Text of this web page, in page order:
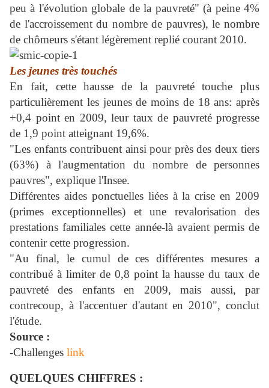
peu à l'évolution globale de la pauvreté" (à peine 4%
de l'accroissement du nombre de pauvres), le nombre
de chômeurs s'étant légèrement replié courant 2010.
Les jeunes très touchés
En fait, cette hausse de la pauvreté touche plus
particulièrement les jeunes de moins de 18 ans: après
+0,4 point en 2009, leur taux de pauvreté progresse
de 1,9 point atteignant 19,6%.
"Les enfants contribuent ainsi pour près des deux tiers
(63%) à l'augmentation du nombre de personnes
pauvres", explique l'Insee.
Différentes aides ponctuelles liées à la crise en 2009
(primes exceptionnelles) et une revalorisation des
prestations familiales cette année-là avaient permis de
contenir cette progression.
"Au final, le cumul de ces différentes mesures a
contribué à limiter de 0,8 point la hausse du taux de
pauvreté des enfants en 2009, mais aussi, par
contrecoup, à l'accentuer d'autant en 2010", conclut
l'étude.
Source :
-Challenges link
QUELQUES CHIFFRES :